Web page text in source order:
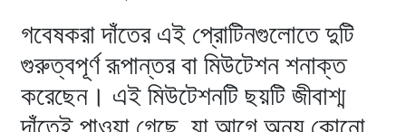
গবেষকরা দাঁতের এই প্রোটিনগুলোতে দুটি
গুরুত্বপূর্ণ রূপান্তর বা মিউটেশন শনাক্ত
করেছেন। এই মিউটেশনটি ছয়টি জীবাশ্ম